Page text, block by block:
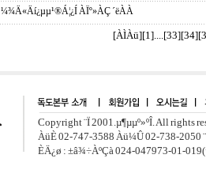
¼¾Ä«Äí¿­µµ¹®Á¦¿Í ÀÏº»ÀÇ ´ëÀÀ
[ÀÌÀü][1]....[33][34][
Copyright ¨Ï 2001.µ¶µµº»ºÎ. All rights
ÀüÈ­ 02-747-3588 Àü¼Û 02-738-2050
ÈÄ¿ø : ±â¾÷ÀºÇà 024-047973-01-